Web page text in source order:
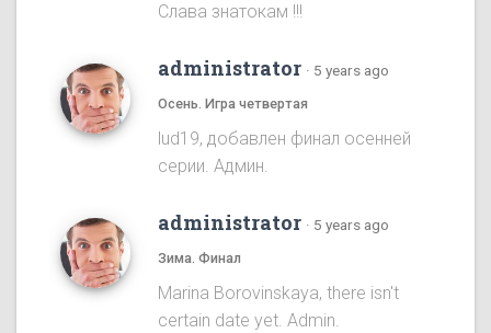
Cлава знатокам !!!
administrator · 5 years ago
Осень. Игра четвертая
lud19, добавлен финал осенней
серии. Админ.
administrator · 5 years ago
Зима. Финал
Marina Borovinskaya, there isn't
certain date yet. Admin.